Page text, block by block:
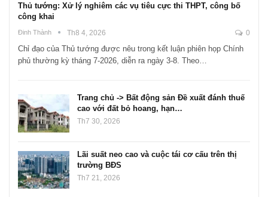
Thủ tướng: Xử lý nghiêm các vụ tiêu cực thi THPT, công bố
công khai
Đinh Thành Th8 4, 2026 0
Chỉ đạo của Thủ tướng được nêu trong kết luận phiên họp Chính
phủ thường kỳ tháng 7-2026, diễn ra ngày 3-8. Theo…
Trang chủ -> Bất động sản Đề xuất đánh thuế
cao với đất bỏ hoang, hạn…
Th7 30, 2026
Lãi suất neo cao và cuộc tái cơ cấu trên thị
trường BĐS
Th7 21, 2026